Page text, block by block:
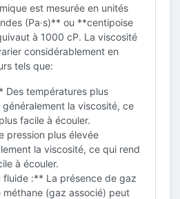
est mesurée en unités
(Pa·s)** ou **centipoise
à 1000 cP. La viscosité
considérablement en
tels que:
Des températures plus
la viscosité, ce
facile à écouler.
pression plus élevée
la viscosité, ce qui rend
à écouler.
fluide :** La présence de gaz
méthane (gaz associé) peut